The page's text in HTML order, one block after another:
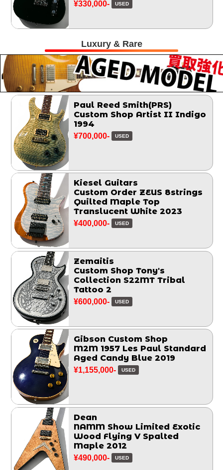
¥330,000- USED
Luxury & Rare
Paul Reed Smith(PRS)
Custom Shop Artist II Indigo
1994
¥700,000- USED
Kiesel Guitars
Custom Order ZEUS 8strings
Quilted Maple Top
Translucent White 2023
¥400,000- USED
Zemaitis
Custom Shop Tony's
Collection S22MT Tribal
Tattoo 2
¥600,000- USED
Gibson Custom Shop
M2M 1957 Les Paul Standard
Aged Candy Blue 2019
¥1,155,000- USED
Dean
NAMM Show Limited Exotic
Wood Flying V Spalted
Maple 2012
¥490,000- USED